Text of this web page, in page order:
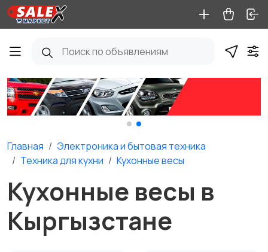
Главная
Электроника и бытовая техника
Техника для кухни
Кухонные весы
Кухонные весы в
Кыргызстане